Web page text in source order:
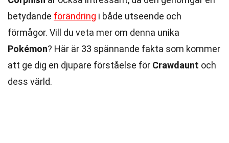
betydande förändring i både utseende och
förmågor. Vill du veta mer om denna unika
Pokémon? Här är 33 spännande fakta som kommer
att ge dig en djupare förståelse för Crawdaunt och
dess värld.